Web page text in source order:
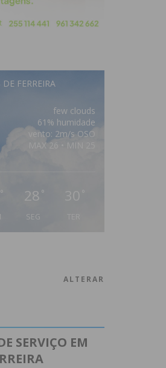
DE FERREIRA
few clouds
61% humidade
vento: 2m/s OSO
MAX 26 • MIN 25
° 28 °
SEG
30 °
ALTERAR
SERVIÇO EM